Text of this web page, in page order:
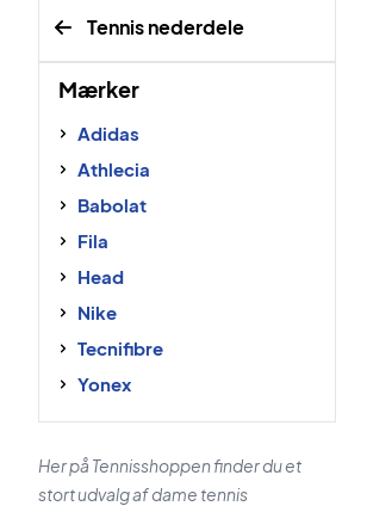
Tennis nederdele
Mærker
Adidas
Athlecia
Babolat
Fila
Head
Nike
Tecnifibre
Yonex
Her på Tennisshoppen finder du et
stort udvalg af dame tennis